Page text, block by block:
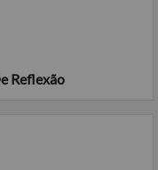
Reflexão